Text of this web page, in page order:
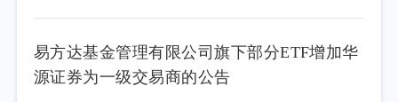
易方达基金管理有限公司旗下部分ETF增加华
源证券为一级交易商的公告